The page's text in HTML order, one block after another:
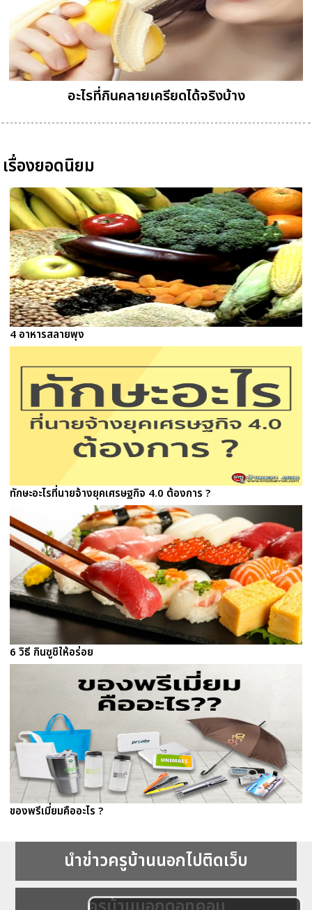
อะไรที่กินคลายเครียดได้จริงบ้าง
เรื่องยอดนิยม
4 อาหารสลายพุง
ทักษะอะไรที่นายจ้างยุคเศรษฐกิจ 4.0 ต้องการ ?
6 วิธี กินซูชิให้อร่อย
ของพรีเมี่ยมคืออะไร ?
นำข่าวครูบ้านนอกไปติดเว็บ